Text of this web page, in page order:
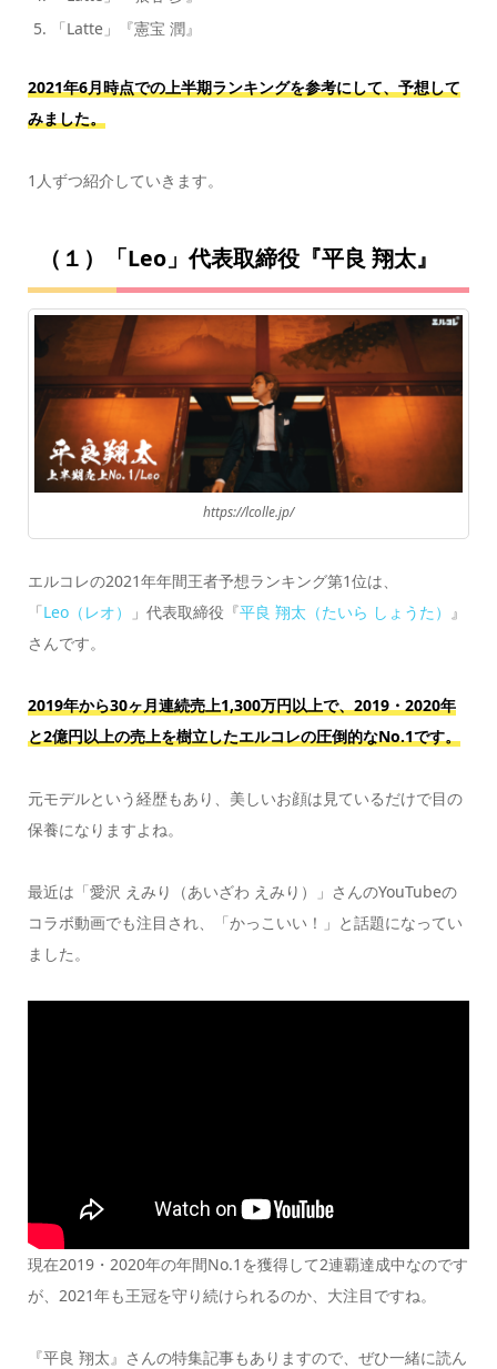
「Latte」『憲宝 潤』
2021年6月時点での上半期ランキングを参考にして、予想して
みました。
1人ずつ紹介していきます。
（１）「Leo」代表取締役『平良 翔太』
https://lcolle.jp/
エルコレの2021年年間王者予想ランキング第1位は、
「Leo（レオ） 」代表取締役『平良 翔太（たいら しょうた） 』
さんです。
2019年から30ヶ月連続売上1,300万円以上で、2019・2020年
と2億円以上の売上を樹立したエルコレの圧倒的なNo.1です。
元モデルという経歴もあり、美しいお顔は見ているだけで目の
保養になりますよね。
最近は「愛沢 えみり（あいざわ えみり）」さんのYouTubeの
コラボ動画でも注目され、「かっこいい！」と話題になってい
ました。
現在2019・2020年の年間No.1を獲得して2連覇達成中なのです
が、2021年も王冠を守り続けられるのか、大注目ですね。
『平良 翔太』さんの特集記事もありますので、ぜひ一緒に読ん